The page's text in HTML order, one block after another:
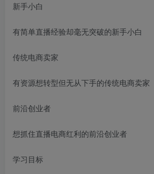
新手小白
有简单直播经验却毫无突破的新手小白
传统电商卖家
有资源想转型但无从下手的传统电商卖家
前沿创业者
想抓住直播电商红利的前沿创业者
学习目标